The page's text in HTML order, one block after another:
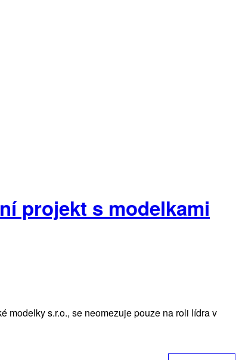
projekt s modelkami
modelky s.r.o., se neomezuje pouze na roli lídra v